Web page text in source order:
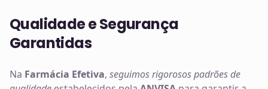
Qualidade e Segurança
Garantidas
Na Farmácia Efetiva, seguimos rigorosos padrões de